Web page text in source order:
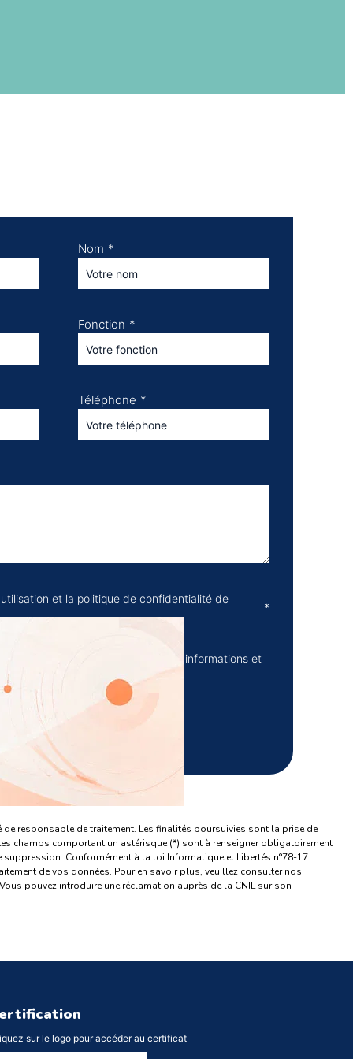
Nom *
Fonction *
Téléphone *
et la politique de confidentialité de
*
de
contenant des informations et
ENVOYER
responsable de traitement. Les finalités poursuivies sont la prise de
champs comportant un astérisque (*) sont à renseigner obligatoirement
Conformément à la loi Informatique et Libertés n°78-17
de vos données. Pour en savoir plus, veuillez consulter nos
pouvez introduire une réclamation auprès de la CNIL sur son
sur le logo pour accéder au certificat